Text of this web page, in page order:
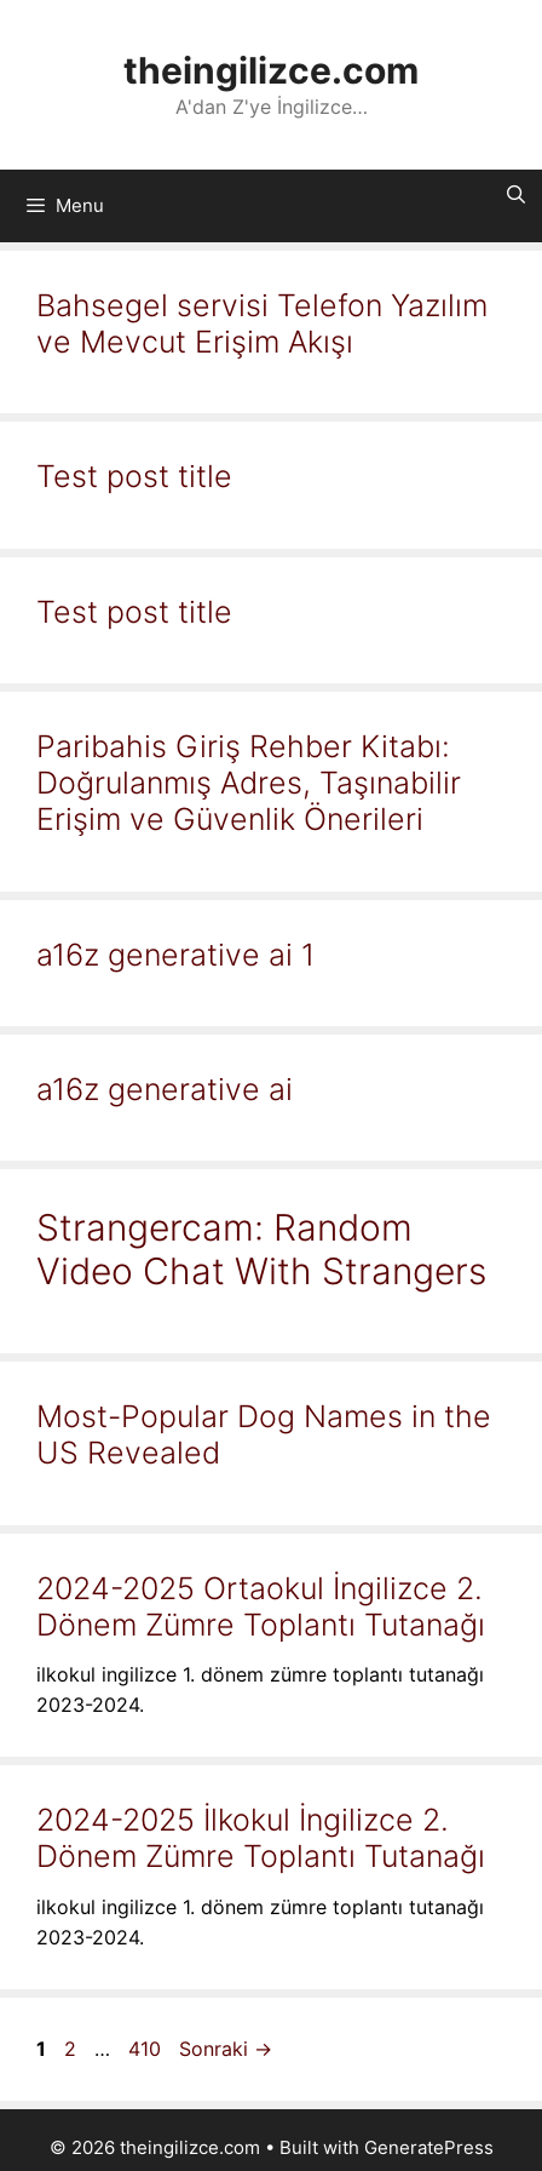
theingilizce.com
A'dan Z'ye İngilizce…
Menu
Bahsegel servisi Telefon Yazılım
ve Mevcut Erişim Akışı
Test post title
Test post title
Paribahis Giriş Rehber Kitabı:
Doğrulanmış Adres, Taşınabilir
Erişim ve Güvenlik Önerileri
a16z generative ai 1
a16z generative ai
Strangercam: Random
Video Chat With Strangers
Most-Popular Dog Names in the
US Revealed
2024-2025 Ortaokul İngilizce 2.
Dönem Zümre Toplantı Tutanağı
ilkokul ingilizce 1. dönem zümre toplantı tutanağı
2023-2024.
2024-2025 İlkokul İngilizce 2.
Dönem Zümre Toplantı Tutanağı
ilkokul ingilizce 1. dönem zümre toplantı tutanağı
2023-2024.
Sayfa
1 Sayfa
2 … Sayfa
410 Sonraki →
© 2026 theingilizce.com • Built with GeneratePress